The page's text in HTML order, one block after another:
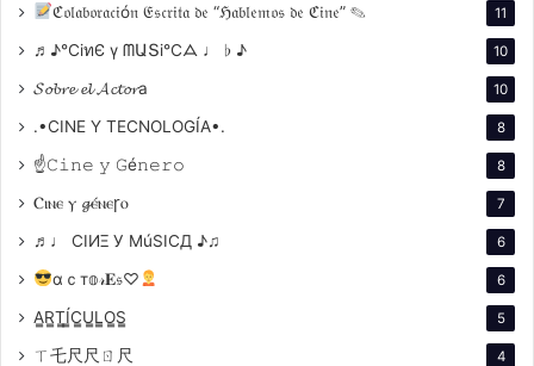
ℭ𝔬𝔩𝔞𝔟𝔬𝔯𝔞𝔠𝔦ó𝔫 𝔈𝔰𝔠𝔯𝔦𝔱𝔞 𝔡𝔢 “ℌ𝔞𝔟𝔩𝔢𝔪𝔬𝔰 𝔡𝔢 ℭ𝔦𝔫𝔢” ✎ 11
♬♪℃іทЄ ү ᗰԱՏі℃ᗋ ♩ ♭ ♪ 10
𝓢𝓸𝓫𝓻𝓮 𝓮𝓵 𝓐𝓬𝓽𝓸𝓻a 10
.•CINE Y TECNOLOGÍA•. 8
☝𝙲𝚒𝚗𝚎 𝚢 𝙶é𝚗𝚎𝚛𝚘 8
Ⲥⲓⲛⲉ ⲩ 𝓰ⲉ́ⲛⲉꞅⲟ 7
♬♩ CIИΞ У MúSICД ♪♫ 6
αｃт𝕠𝓇𝐄𝔰♡ 6
A̳R̳T̳Í̳C̳U̳L̳O̳S̳ 5
ㄒ乇尺尺ㄖ尺 4